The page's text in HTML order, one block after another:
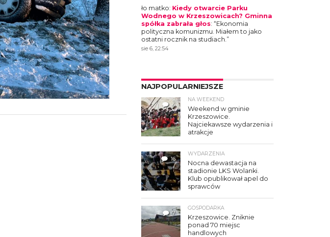
ło matko: Kiedy otwarcie Parku
Wodnego w Krzeszowicach? Gminna
spółka zabrała głos: “Ekonomia
polityczna komunizmu. Miałem to jako
ostatni rocznik na studiach.”
sie 6, 22:54
NAJPOPULARNIEJSZE
4
NA WEEKEND
Weekend w gminie
Krzeszowice.
Najciekawsze wydarzenia i
atrakcje
16
WYDARZENIA
Nocna dewastacja na
stadionie LKS Wolanki.
Klub opublikował apel do
sprawców
7
GOSPODARKA
Krzeszowice. Zniknie
ponad 70 miejsc
handlowych